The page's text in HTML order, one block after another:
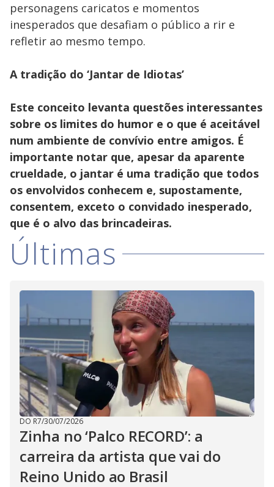
personagens caricatos e momentos
inesperados que desafiam o público a rir e
refletir ao mesmo tempo.
A tradição do ‘Jantar de Idiotas’
Este conceito levanta questões interessantes
sobre os limites do humor e o que é aceitável
num ambiente de convívio entre amigos. É
importante notar que, apesar da aparente
crueldade, o jantar é uma tradição que todos
os envolvidos conhecem e, supostamente,
consentem, exceto o convidado inesperado,
que é o alvo das brincadeiras.
Últimas
DO R7/30/07/2026
Zinha no ‘Palco RECORD’: a
carreira da artista que vai do
Reino Unido ao Brasil